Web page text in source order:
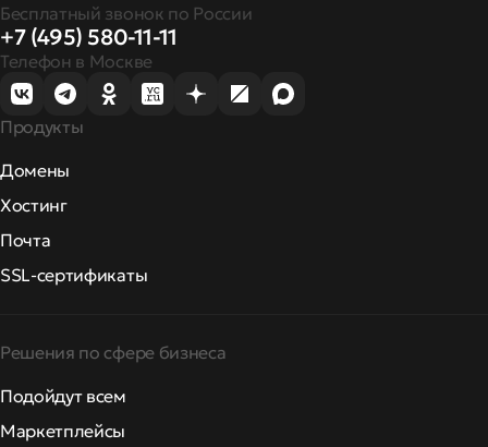
Бесплатный звонок по России
+7 (495) 580-11-11
Телефон в Москве
Продукты
Домены
Хостинг
Почта
SSL-сертификаты
Решения по сфере бизнеса
Подойдут всем
Маркетплейсы